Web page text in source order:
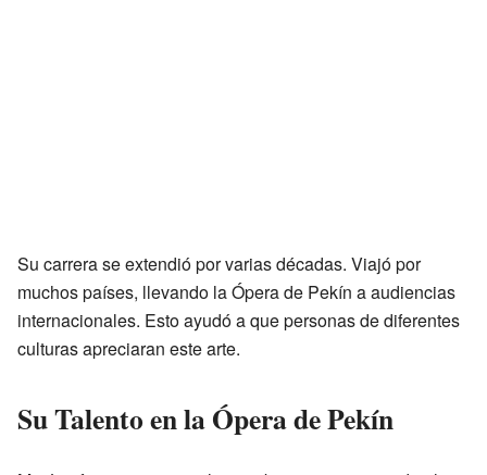
Su carrera se extendió por varias décadas. Viajó por
muchos países, llevando la Ópera de Pekín a audiencias
internacionales. Esto ayudó a que personas de diferentes
culturas apreciaran este arte.
Su Talento en la Ópera de Pekín